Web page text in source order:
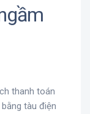
thanh toán
tàu điện